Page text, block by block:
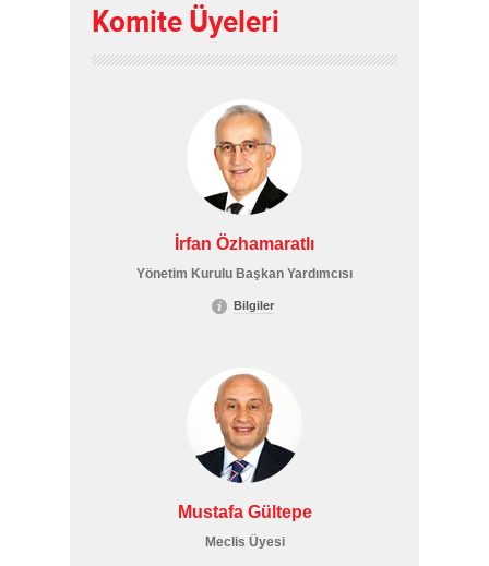
Komite Üyeleri
İrfan Özhamaratlı
Yönetim Kurulu Başkan Yardımcısı
Bilgiler
Mustafa Gültepe
Meclis Üyesi